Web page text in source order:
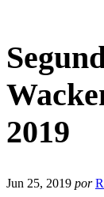
2019
Jun 25, 2019 por